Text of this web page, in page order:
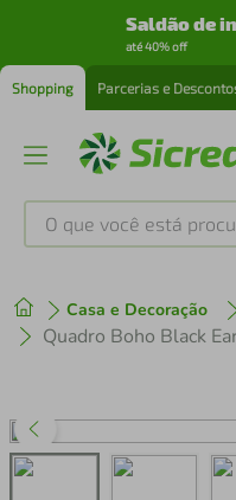
Saldão de
até 40% off
Shopping Parcerias e
O que você está
Casa e Decoração
1º tenis
perfume